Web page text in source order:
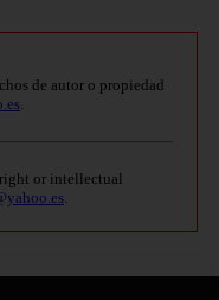
de autor o propiedad
.
or intellectual
.